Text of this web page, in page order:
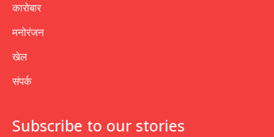
कारोबार
मनोरंजन
खेल
संपर्क
Subscribe to our stories